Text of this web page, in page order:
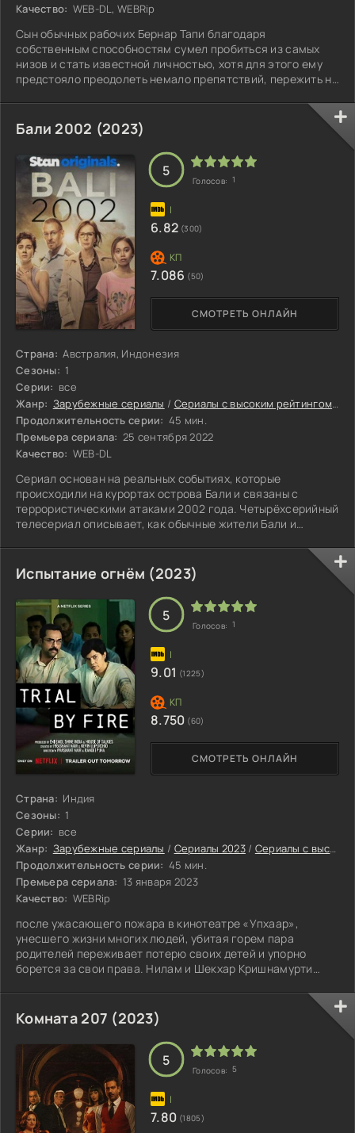
Качество: WEB-DL, WEBRip
Сын обычных рабочих Бернар Тапи благодаря
собственным способностям сумел пробиться из самых
низов и стать известной личностью, хотя для этого ему
предстояло преодолеть немало препятствий, пережить не
разбирательства.
Бали 2002 (2023)
Страна: Австралия, Индонезия
Сезоны: 1
Серии: все
Жанр: Зарубежные сериалы / Сериалы с высоким рейтингом/
Продолжительность серии: 45 мин.
Премьера сериала: 25 сентября 2022
Качество: WEB-DL
Сериал основан на реальных событиях, которые
происходили на курортах острова Бали и связаны с
террористическими атаками 2002 года. Четырёхсерийный
телесериал описывает, как обычные жители Бали и
СМОТРЕТЬ ОНЛАЙН
5
Голосов: 1
6.82 (300)
7.086 (50)
Испытание огнём (2023)
Страна: Индия
Сезоны: 1
Серии: все
Жанр: Зарубежные сериалы / Сериалы 2023/ Сериалы с высоким рейтингом
Продолжительность серии: 45 мин.
Премьера сериала: 13 января 2023
Качество: WEBRip
после ужасающего пожара в кинотеатре «Упхаар»,
унесшего жизни многих людей, убитая горем пара
родителей переживает потерю своих детей и упорно
борется за свои права. Нилам и Шекхар Кришнамурти
справедливости.
СМОТРЕТЬ ОНЛАЙН
5
Голосов: 1
9.01 (1225)
8.750 (60)
Комната 207 (2023)
5
Голосов: 5
7.80 (1805)